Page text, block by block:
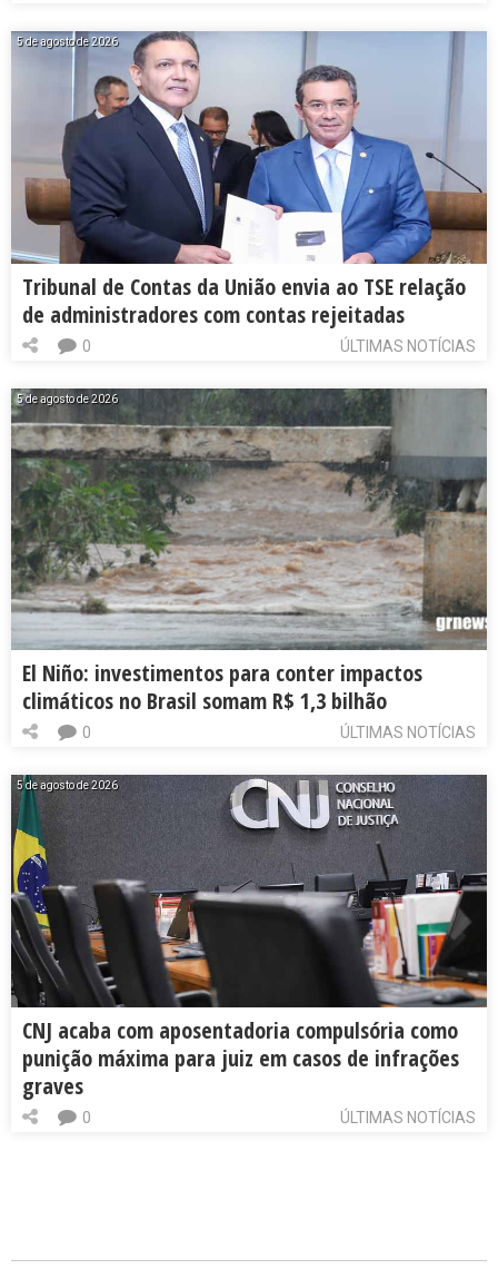
5 de agosto de 2026
Tribunal de Contas da União envia ao TSE relação
de administradores com contas rejeitadas
ÚLTIMAS NOTÍCIAS
0
5 de agosto de 2026
El Niño: investimentos para conter impactos
climáticos no Brasil somam R$ 1,3 bilhão
ÚLTIMAS NOTÍCIAS
0
5 de agosto de 2026
CNJ acaba com aposentadoria compulsória como
punição máxima para juiz em casos de infrações
graves
ÚLTIMAS NOTÍCIAS
0